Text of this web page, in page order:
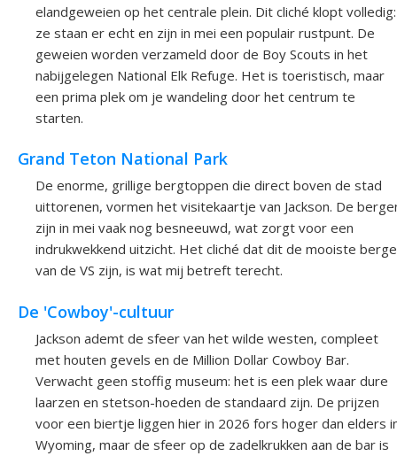
elandgeweien op het centrale plein. Dit cliché klopt volledig:
ze staan er echt en zijn in mei een populair rustpunt. De
geweien worden verzameld door de Boy Scouts in het
nabijgelegen National Elk Refuge. Het is toeristisch, maar
een prima plek om je wandeling door het centrum te
starten.
Grand Teton National Park
De enorme, grillige bergtoppen die direct boven de stad
uittorenen, vormen het visitekaartje van Jackson. De
zijn in mei vaak nog besneeuwd, wat zorgt voor een
indrukwekkend uitzicht. Het cliché dat dit de mooiste
van de VS zijn, is wat mij betreft terecht.
De 'Cowboy'-cultuur
Jackson ademt de sfeer van het wilde westen, compleet
met houten gevels en de Million Dollar Cowboy Bar.
Verwacht geen stoffig museum: het is een plek waar dure
laarzen en stetson-hoeden de standaard zijn. De prijzen
voor een biertje liggen hier in 2026 fors hoger dan elders
Wyoming, maar de sfeer op de zadelkrukken aan de bar is